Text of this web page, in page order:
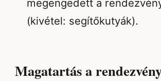
megengedett a
(kivétel: segítőkutyák).
Magatartás a